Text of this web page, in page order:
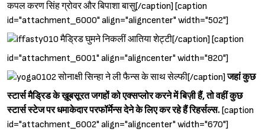
कपल करण सिंह ग्रोवर और बिपाशा बासु[/caption] [caption
id="attachment_6000" align="aligncenter" width="502"]
मैड्रिड घुमने निकलीं आतिया शेट्टी[/caption] [caption
id="attachment_6001" align="aligncenter" width="820"]
सोनाक्षी सिन्हा ने ली फैन्स के साथ सेल्फी[/caption]जहां कुछ
स्टार्स मैड्रिड के ख़ूबसूरत जगहों को एक्सप्लोर करने में बिज़ी हैं, तो वहीं कुछ
स्टार्स स्टेज पर धमाकेदार परफॉर्मेन्स देने के लिए कर रहे हैं रिहर्सल्स. [caption
id="attachment_6002" align="aligncenter" width="670"]